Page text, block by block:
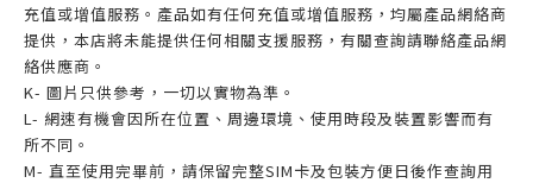
充值或增值服務。產品如有任何充值或增值服務，均屬產品網絡商
提供，本店將未能提供任何相關支援服務，有關查詢請聯絡產品網
絡供應商。
K- 圖片只供參考，一切以實物為準。
L- 網速有機會因所在位置、周邊環境、使用時段及裝置影響而有
所不同。
M- 直至使用完畢前，請保留完整SIM卡及包裝方便日後作查詢用